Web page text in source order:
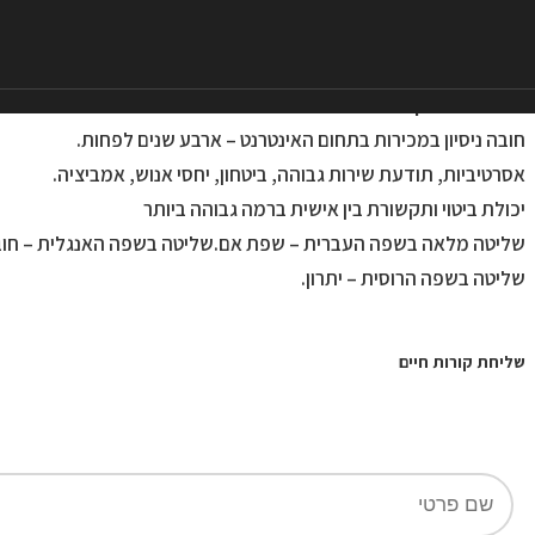
חובה ניסיון במכירות בתחום האינטרנט – ארבע שנים לפחות.
אסרטיביות, תודעת שירות גבוהה, ביטחון, יחסי אנוש, אמביציה.
יכולת ביטוי ותקשורת בין אישית ברמה גבוהה ביותר
שליטה מלאה בשפה העברית – שפת אם.שליטה בשפה האנגלית –
שליטה בשפה הרוסית – יתרון.
שליחת קורות חיים